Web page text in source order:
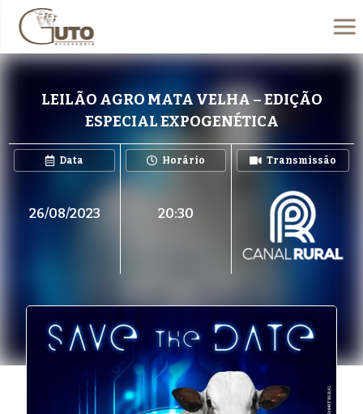
LEILÃO AGRO MATA VELHA – EDIÇÃO
ESPECIAL EXPOGENÉTICA
Data
26/08/2023
Horário
20:30
Transmissão